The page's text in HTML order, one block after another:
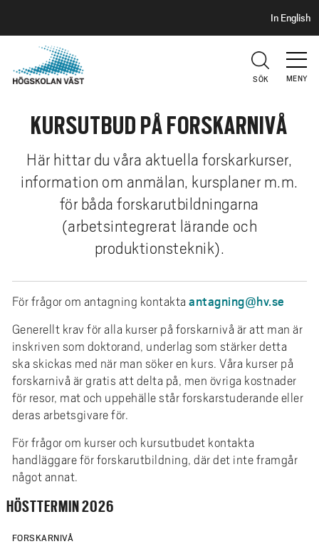
D
H
U
V
In English
MENY
SÖK
KURSUTBUD PÅ FORSKARNIVÅ
Här hittar du våra aktuella forskarkurser,
information om anmälan, kursplaner m.m.
för båda forskarutbildningarna
(arbetsintegrerat lärande och
produktionsteknik).
För frågor om antagning kontaktaantagning@hv.se
Generellt krav för alla kurser på forskarnivå är att man är
inskriven som doktorand, underlag som stärker detta
ska skickas med när man söker en kurs. Våra kurser på
forskarnivå är gratis att delta på, men övriga kostnader
för resor, mat och uppehälle står forskarstuderande eller
deras arbetsgivare för.
För frågor om kurser och kursutbudet kontakta
handläggare för forskarutbildning, där det inte framgår
något annat.
HÖSTTERMIN 2026
FORSKARNIVÅ